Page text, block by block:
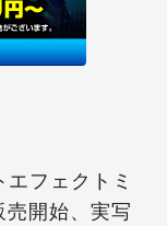
フェクトミ
売開始、実写